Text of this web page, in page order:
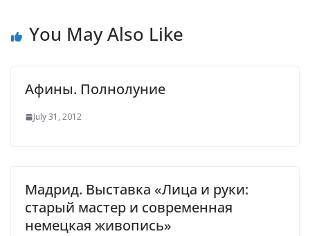
You May Also Like
Афины. Полнолуние
July 31, 2012
Мадрид. Выставка «Лица и руки:
старый мастер и современная
немецкая живопись»